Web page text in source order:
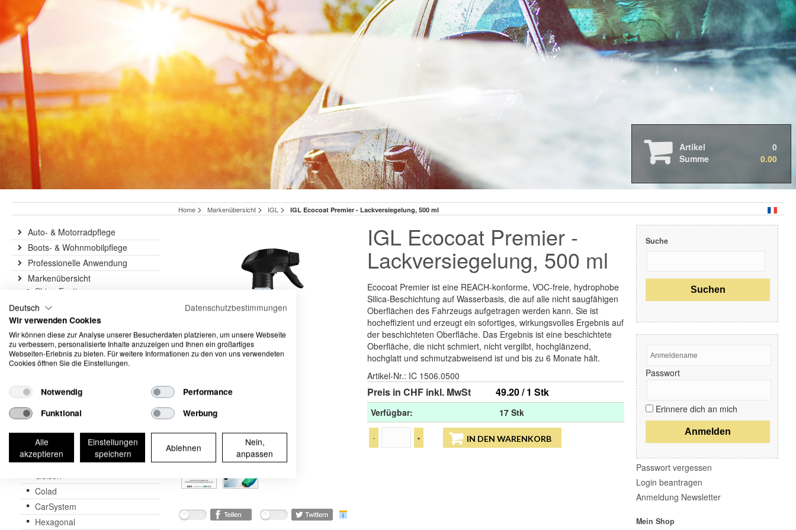
Auto- & Motorradpflege
Boots- & Wohnmobilpflege
Shine Faction
Deep Scents
Meguiar`s
IGL
Scangrip
3M
Gelson
Colad
Hexagonal
Renovo
Loctite
Nitto Tape
Cleanfix
Flex
MICRUM
Lake Country
Essential Elements
Artikel
0
Summe
0.00
Home > Markenübersicht > IGL > IGL Ecocoat Premier - Lackversiegelung, 500 ml
IGL Ecocoat Premier -
Lackversiegelung, 500 ml
Ecocoat Premier ist eine REACH-konforme, VOC-freie, hydrophobe
Silica-Beschichtung auf Wasserbasis, die auf alle nicht saugfähigen
Oberflächen des Fahrzeugs aufgetragen werden kann. Sie ist
hocheffizient und erzeugt ein sofortiges, wirkungsvolles Ergebnis auf
der beschichteten Oberfläche. Das Ergebnis ist eine beschichtete
Oberfläche, die nicht schmiert, nicht vergilbt, hochglänzend,
hochglatt und schmutzabweisend ist und bis zu 6 Monate hält.
Artikel-Nr.: IC 1506.0500
Preis in CHF inkl. MwSt 49.20 / 1 Stk
Verfügbar: 17 Stk
- + IN DEN WARENKORB
Auto- & Motorradpflege
Boots- & Wohnmobilpflege
Professionelle Anwendung
Markenübersicht
Shine Faction
Deep Scents
MTS
Meguiar`s
Rupes
IGL
Kwazar
California
Poka Premium
Refresh
3M
Gelson
Colad
CarSystem
Hexagonal
Suche
Passwort
Erinnere dich an mich
Passwort vergessen
Login beantragen
Anmeldung Newsletter
Mein Shop
Deutsch
Datenschutzbestimmungen
Wir verwenden Cookies
Wir können diese zur Analyse unserer Besucherdaten platzieren, um unsere Webseite
zu verbessern, personalisierte Inhalte anzuzeigen und Ihnen ein großartiges
Webseiten-Erlebnis zu bieten. Für weitere Informationen zu den von uns verwendeten
Cookies öffnen Sie die Einstellungen.
Notwendig
Performance
Funktional
Werbung
Alle
akzeptieren
Einstellungen
speichern
Ablehnen
Nein,
anpassen